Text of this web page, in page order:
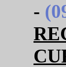
-